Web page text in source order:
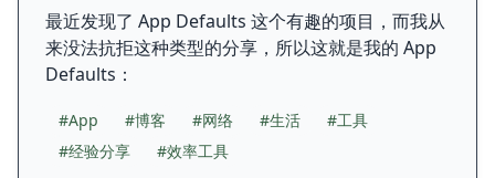
最近发现了 App Defaults 这个有趣的项目，而我从
来没法抗拒这种类型的分享，所以这就是我的 App
Defaults：
#App #博客 #网络 #生活
#工具
#经验分享
#效率工具